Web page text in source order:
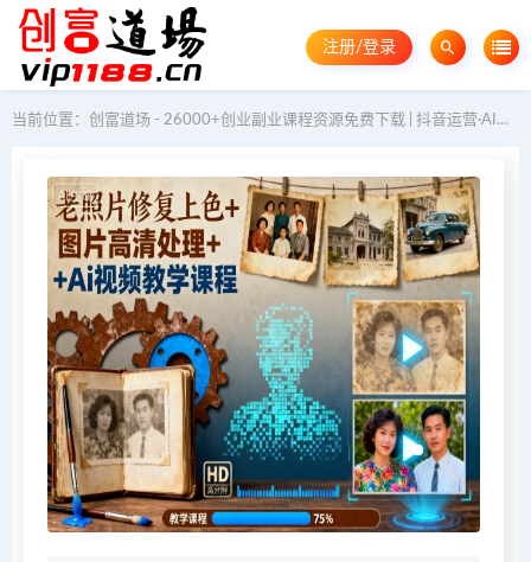
注册/登录
当前位置： 创富道场 - 26000+创业副业课程资源免费下载 | 抖音运营·AI教程·GEO优化